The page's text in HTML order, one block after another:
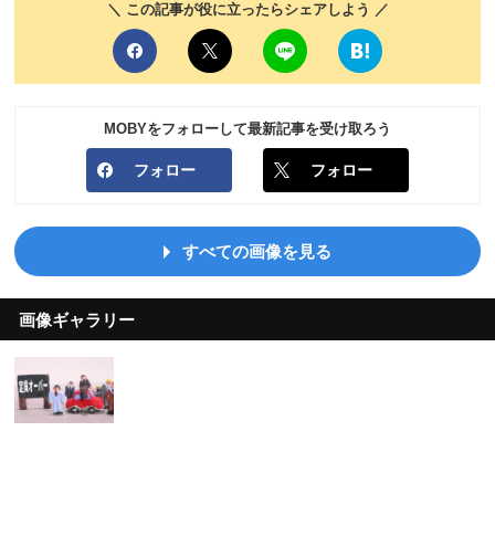
＼ この記事が役に立ったらシェアしよう ／
MOBYをフォローして最新記事を受け取ろう
フォロー フォロー
すべての画像を見る
画像ギャラリー